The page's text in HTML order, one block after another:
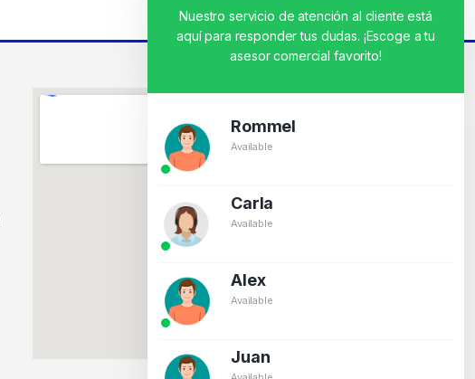
Nuestro servicio de atención al cliente está
aquí para responder tus dudas. ¡Escoge a tu
asesor comercial favorito!
Rommel
Available
Carla
Available
Alex
Available
Juan